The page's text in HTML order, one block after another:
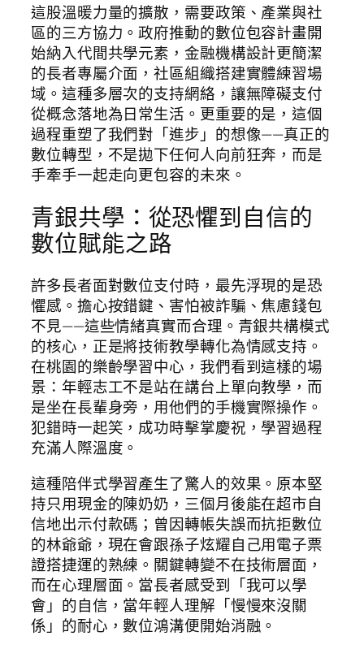
這股溫暖力量的擴散，需要政策、產業與社
區的三方協力。政府推動的數位包容計畫開
始納入代間共學元素，金融機構設計更簡潔
的長者專屬介面，社區組織搭建實體練習場
域。這種多層次的支持網絡，讓無障礙支付
從概念落地為日常生活。更重要的是，這個
過程重塑了我們對「進步」的想像——真正的
數位轉型，不是拋下任何人向前狂奔，而是
手牽手一起走向更包容的未來。
青銀共學：從恐懼到自信的
數位賦能之路
許多長者面對數位支付時，最先浮現的是恐
懼感。擔心按錯鍵、害怕被詐騙、焦慮錢包
不見——這些情緒真實而合理。青銀共構模式
的核心，正是將技術教學轉化為情感支持。
在桃園的樂齡學習中心，我們看到這樣的場
景：年輕志工不是站在講台上單向教學，而
是坐在長輩身旁，用他們的手機實際操作。
犯錯時一起笑，成功時擊掌慶祝，學習過程
充滿人際溫度。
這種陪伴式學習產生了驚人的效果。原本堅
持只用現金的陳奶奶，三個月後能在超市自
信地出示付款碼；曾因轉帳失誤而抗拒數位
的林爺爺，現在會跟孫子炫耀自己用電子票
證搭捷運的熟練。關鍵轉變不在技術層面，
而在心理層面。當長者感受到「我可以學
會」的自信，當年輕人理解「慢慢來沒關
係」的耐心，數位鴻溝便開始消融。